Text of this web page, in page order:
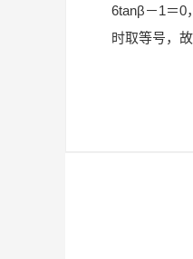
6tanβ－1＝0
时取等号，